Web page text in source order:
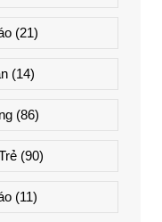
(21)
(14)
(86)
(90)
(11)